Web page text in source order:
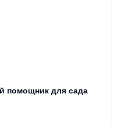
помощник для сада